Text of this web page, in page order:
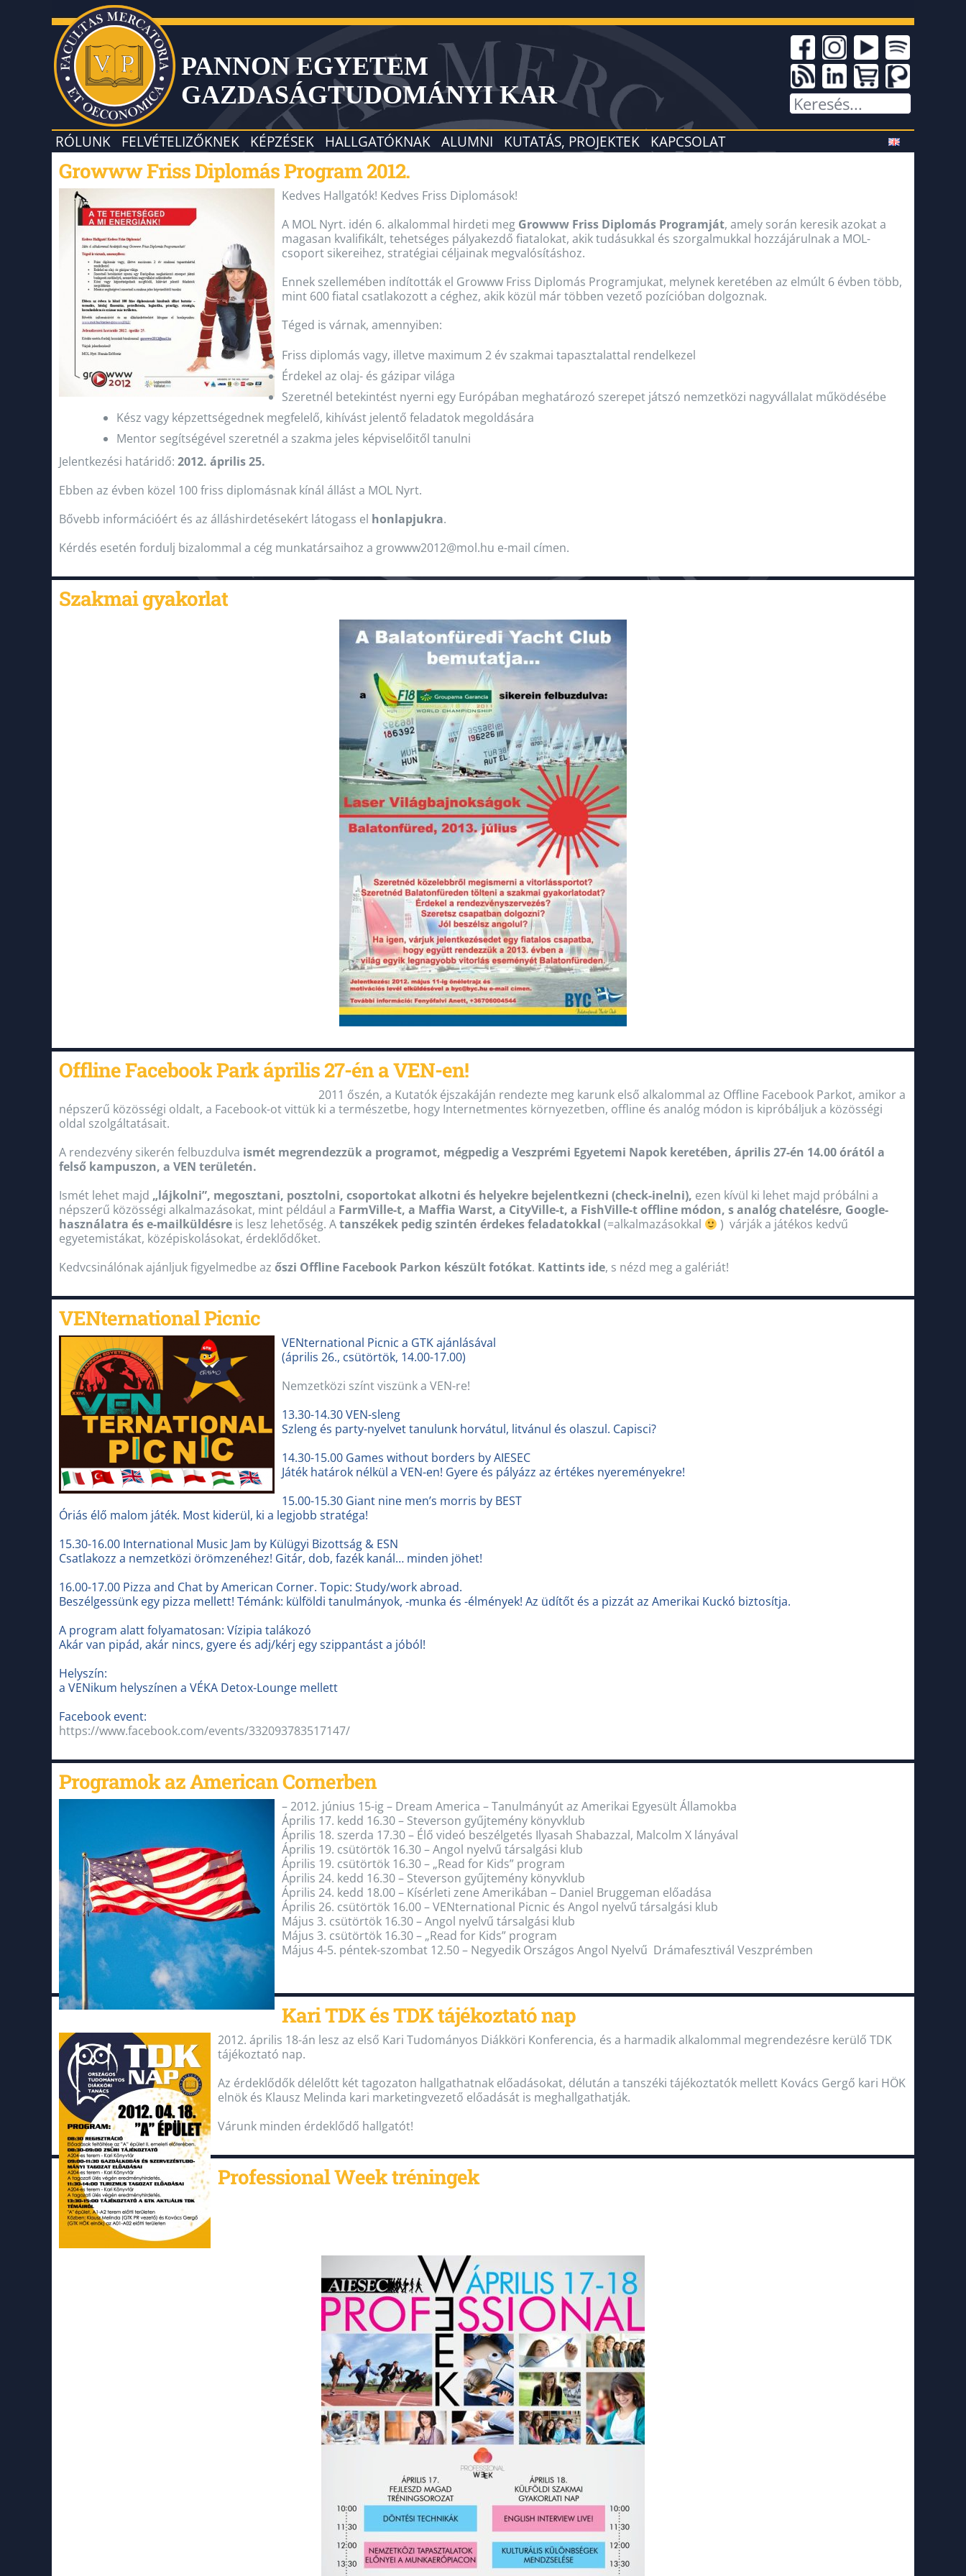
PANNON EGYETEM
GAZDASÁGTUDOMÁNYI KAR
RÓLUNK FELVÉTELIZŐKNEK KÉPZÉSEK HALLGATÓKNAK ALUMNI KUTATÁS, PROJEKTEK KAPCSOLAT
Growww Friss Diplomás Program 2012.
Kedves Hallgatók! Kedves Friss Diplomások!
A MOL Nyrt. idén 6. alkalommal hirdeti meg Growww Friss Diplomás Programját, amely során keresik azokat a
magasan kvalifikált, tehetséges pályakezdő fiatalokat, akik tudásukkal és szorgalmukkal hozzájárulnak a MOL-
csoport sikereihez, stratégiai céljainak megvalósításhoz.
Ennek szellemében indították el Growww Friss Diplomás Programjukat, melynek keretében az elmúlt 6 évben több,
mint 600 fiatal csatlakozott a céghez, akik közül már többen vezető pozícióban dolgoznak.
Téged is várnak, amennyiben:
Friss diplomás vagy, illetve maximum 2 év szakmai tapasztalattal rendelkezel
Érdekel az olaj- és gázipar világa
Szeretnél betekintést nyerni egy Európában meghatározó szerepet játszó nemzetközi nagyvállalat működésébe
Kész vagy képzettségednek megfelelő, kihívást jelentő feladatok megoldására
Mentor segítségével szeretnél a szakma jeles képviselőitől tanulni
Jelentkezési határidő: 2012. április 25.
Ebben az évben közel 100 friss diplomásnak kínál állást a MOL Nyrt.
Bővebb információért és az álláshirdetésekért látogass el honlapjukra.
Kérdés esetén fordulj bizalommal a cég munkatársaihoz a growww2012@mol.hu e-mail címen.
Szakmai gyakorlat
Offline Facebook Park április 27-én a VEN-en!
2011 őszén, a Kutatók éjszakáján rendezte meg karunk első alkalommal az Offline Facebook Parkot, amikor a
népszerű közösségi oldalt, a Facebook-ot vittük ki a természetbe, hogy Internetmentes környezetben, offline és analóg módon is kipróbáljuk a közösségi
oldal szolgáltatásait.
A rendezvény sikerén felbuzdulva ismét megrendezzük a programot, mégpedig a Veszprémi Egyetemi Napok keretében, április 27-én 14.00 órától a
felső kampuszon, a VEN területén.
Ismét lehet majd „lájkolni”, megosztani, posztolni, csoportokat alkotni és helyekre bejelentkezni (check-inelni), ezen kívül ki lehet majd próbálni a
népszerű közösségi alkalmazásokat, mint például a FarmVille-t, a Maffia Warst, a CityVille-t, a FishVille-t offline módon, s analóg chatelésre, Google-
használatra és e-mailküldésre is lesz lehetőség. Atanszékek pedig szintén érdekes feladatokkal (=alkalmazásokkal
) várják a játékos kedvű
egyetemistákat, középiskolásokat, érdeklődőket.
Kedvcsinálónak ajánljuk figyelmedbe az őszi Offline Facebook Parkon készült fotókat. Kattints ide, s nézd meg a galériát!
VENternational Picnic
VENternational Picnic a GTK ajánlásával
(április 26., csütörtök, 14.00-17.00)
Nemzetközi színt viszünk a VEN-re!
13.30-14.30 VEN-sleng
Szleng és party-nyelvet tanulunk horvátul, litvánul és olaszul. Capisci?
14.30-15.00 Games without borders by AIESEC
Játék határok nélkül a VEN-en! Gyere és pályázz az értékes nyereményekre!
15.00-15.30 Giant nine men’s morris by BEST
Óriás élő malom játék. Most kiderül, ki a legjobb stratéga!
15.30-16.00 International Music Jam by Külügyi Bizottság & ESN
Csatlakozz a nemzetközi örömzenéhez! Gitár, dob, fazék kanál… minden jöhet!
16.00-17.00 Pizza and Chat by American Corner. Topic: Study/work abroad.
Beszélgessünk egy pizza mellett! Témánk: külföldi tanulmányok, -munka és -élmények! Az üdítőt és a pizzát az Amerikai Kuckó biztosítja.
A program alatt folyamatosan: Vízipia talákozó
Akár van pipád, akár nincs, gyere és adj/kérj egy szippantást a jóból!
Helyszín:
a VENikum helyszínen a VÉKA Detox-Lounge mellett
Facebook event:
https://www.facebook.com/events/332093783517147/
Programok az American Cornerben
– 2012. június 15-ig – Dream America – Tanulmányút az Amerikai Egyesült Államokba
Április 17. kedd 16.30 – Steverson gyűjtemény könyvklub
Április 18. szerda 17.30 – Élő videó beszélgetés Ilyasah Shabazzal, Malcolm X lányával
Április 19. csütörtök 16.30 – Angol nyelvű társalgási klub
Április 19. csütörtök 16.30 – „Read for Kids” program
Április 24. kedd 16.30 – Steverson gyűjtemény könyvklub
Április 24. kedd 18.00 – Kísérleti zene Amerikában – Daniel Bruggeman előadása
Április 26. csütörtök 16.00 – VENternational Picnic és Angol nyelvű társalgási klub
Május 3. csütörtök 16.30 – Angol nyelvű társalgási klub
Május 3. csütörtök 16.30 – „Read for Kids” program
Május 4-5. péntek-szombat 12.50 – Negyedik Országos Angol Nyelvű Drámafesztivál Veszprémben
Kari TDK és TDK tájékoztató nap
2012. április 18-án lesz az első Kari Tudományos Diákköri Konferencia, és a harmadik alkalommal megrendezésre kerülő TDK
tájékoztató nap.
Az érdeklődők délelőtt két tagozaton hallgathatnak előadásokat, délután a tanszéki tájékoztatók mellett Kovács Gergő kari HÖK
elnök és Klausz Melinda kari marketingvezető előadását is meghallgathatják.
Várunk minden érdeklődő hallgatót!
Professional Week tréningek